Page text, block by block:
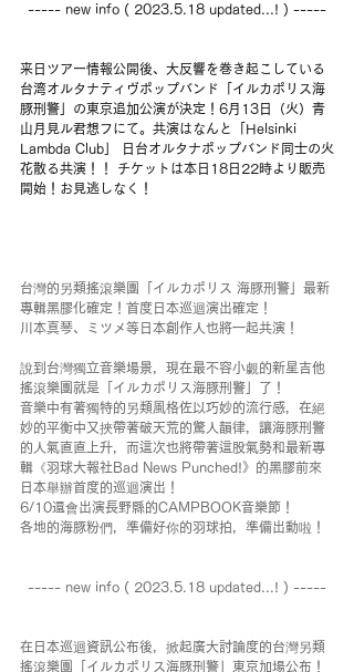
----- new info ( 2023.5.18 updated...! ) -----
来日ツアー情報公開後、大反響を巻き起こしている
台湾オルタナティヴポップバンド「イルカポリス海
豚刑警」の東京追加公演が決定！6月13日（火）青
山月見ル君想フにて。共演はなんと「Helsinki
Lambda Club」 日台オルタナポップバンド同士の火
花散る共演！！ チケットは本日18日22時より販売
開始！お見逃しなく！
台灣的另類搖滾樂團「イルカポリス 海豚刑警」最新
專輯黑膠化確定！首度日本巡迴演出確定！
川本真琴、ミツメ等日本創作人也將一起共演！
說到台灣獨立音樂場景，現在最不容小覷的新星吉他
搖滾樂團就是「イルカポリス海豚刑警」了！
音樂中有著獨特的另類風格佐以巧妙的流行感，在絕
妙的平衡中又挾帶著破天荒的驚人韻律，讓海豚刑警
的人氣直直上升，而這次也將帶著這股氣勢和最新專
輯《羽球大報社Bad News Punched!》的黑膠前來
日本舉辦首度的巡迴演出！
6/10還會出演長野縣的CAMPBOOK音樂節！
各地的海豚粉們，準備好你的羽球拍，準備出動啦！
----- new info ( 2023.5.18 updated...! ) -----
在日本巡迴資訊公布後，掀起廣大討論度的台灣另類
搖滾樂團「イルカポリス海豚刑警」東京加場公布！